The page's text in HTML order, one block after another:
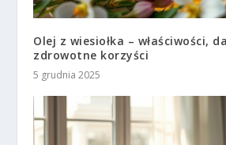
Olej z wiesiołka – właściwości,
zdrowotne korzyści
5 grudnia 2025